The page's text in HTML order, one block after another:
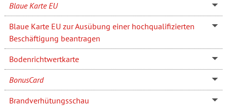
Blaue Karte EU
Blaue Karte EU zur Ausübung einer hochqualifizierten
Beschäftigung beantragen
Bodenrichtwertkarte
BonusCard
Brandverhütungsschau